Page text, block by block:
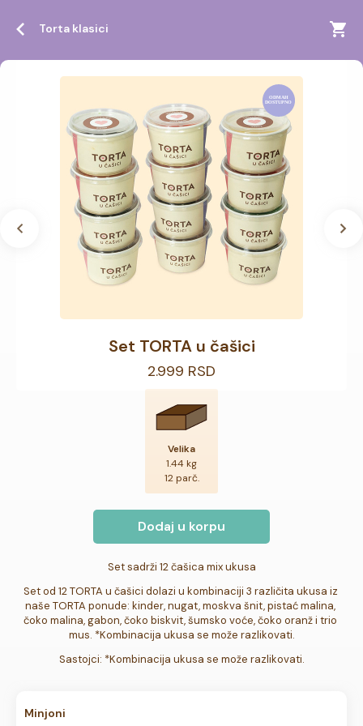
Torta klasici
Set TORTA u čašici
2.999 RSD
Velika
1.44 kg
12 parč.
Dodaj u korpu
Set sadrži 12 čašica mix ukusa
Set od 12 TORTA u čašici dolazi u kombinaciji 3 različita ukusa iz
naše TORTA ponude: kinder, nugat, moskva šnit, pistać malina,
čoko malina, gabon, čoko biskvit, šumsko voće, čoko oranž i trio
mus. *Kombinacija ukusa se može razlikovati.
Sastojci: *Kombinacija ukusa se može razlikovati.
Minjoni